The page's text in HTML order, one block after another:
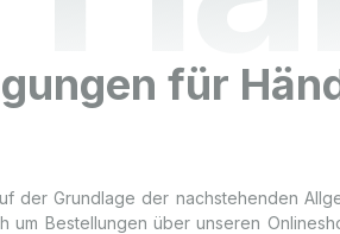
für
der Grundlage der nachstehenden
Bestellungen über unseren